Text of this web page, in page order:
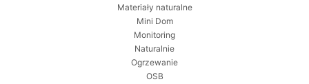
Materiały naturalne
Mini Dom
Monitoring
Naturalnie
Ogrzewanie
OSB